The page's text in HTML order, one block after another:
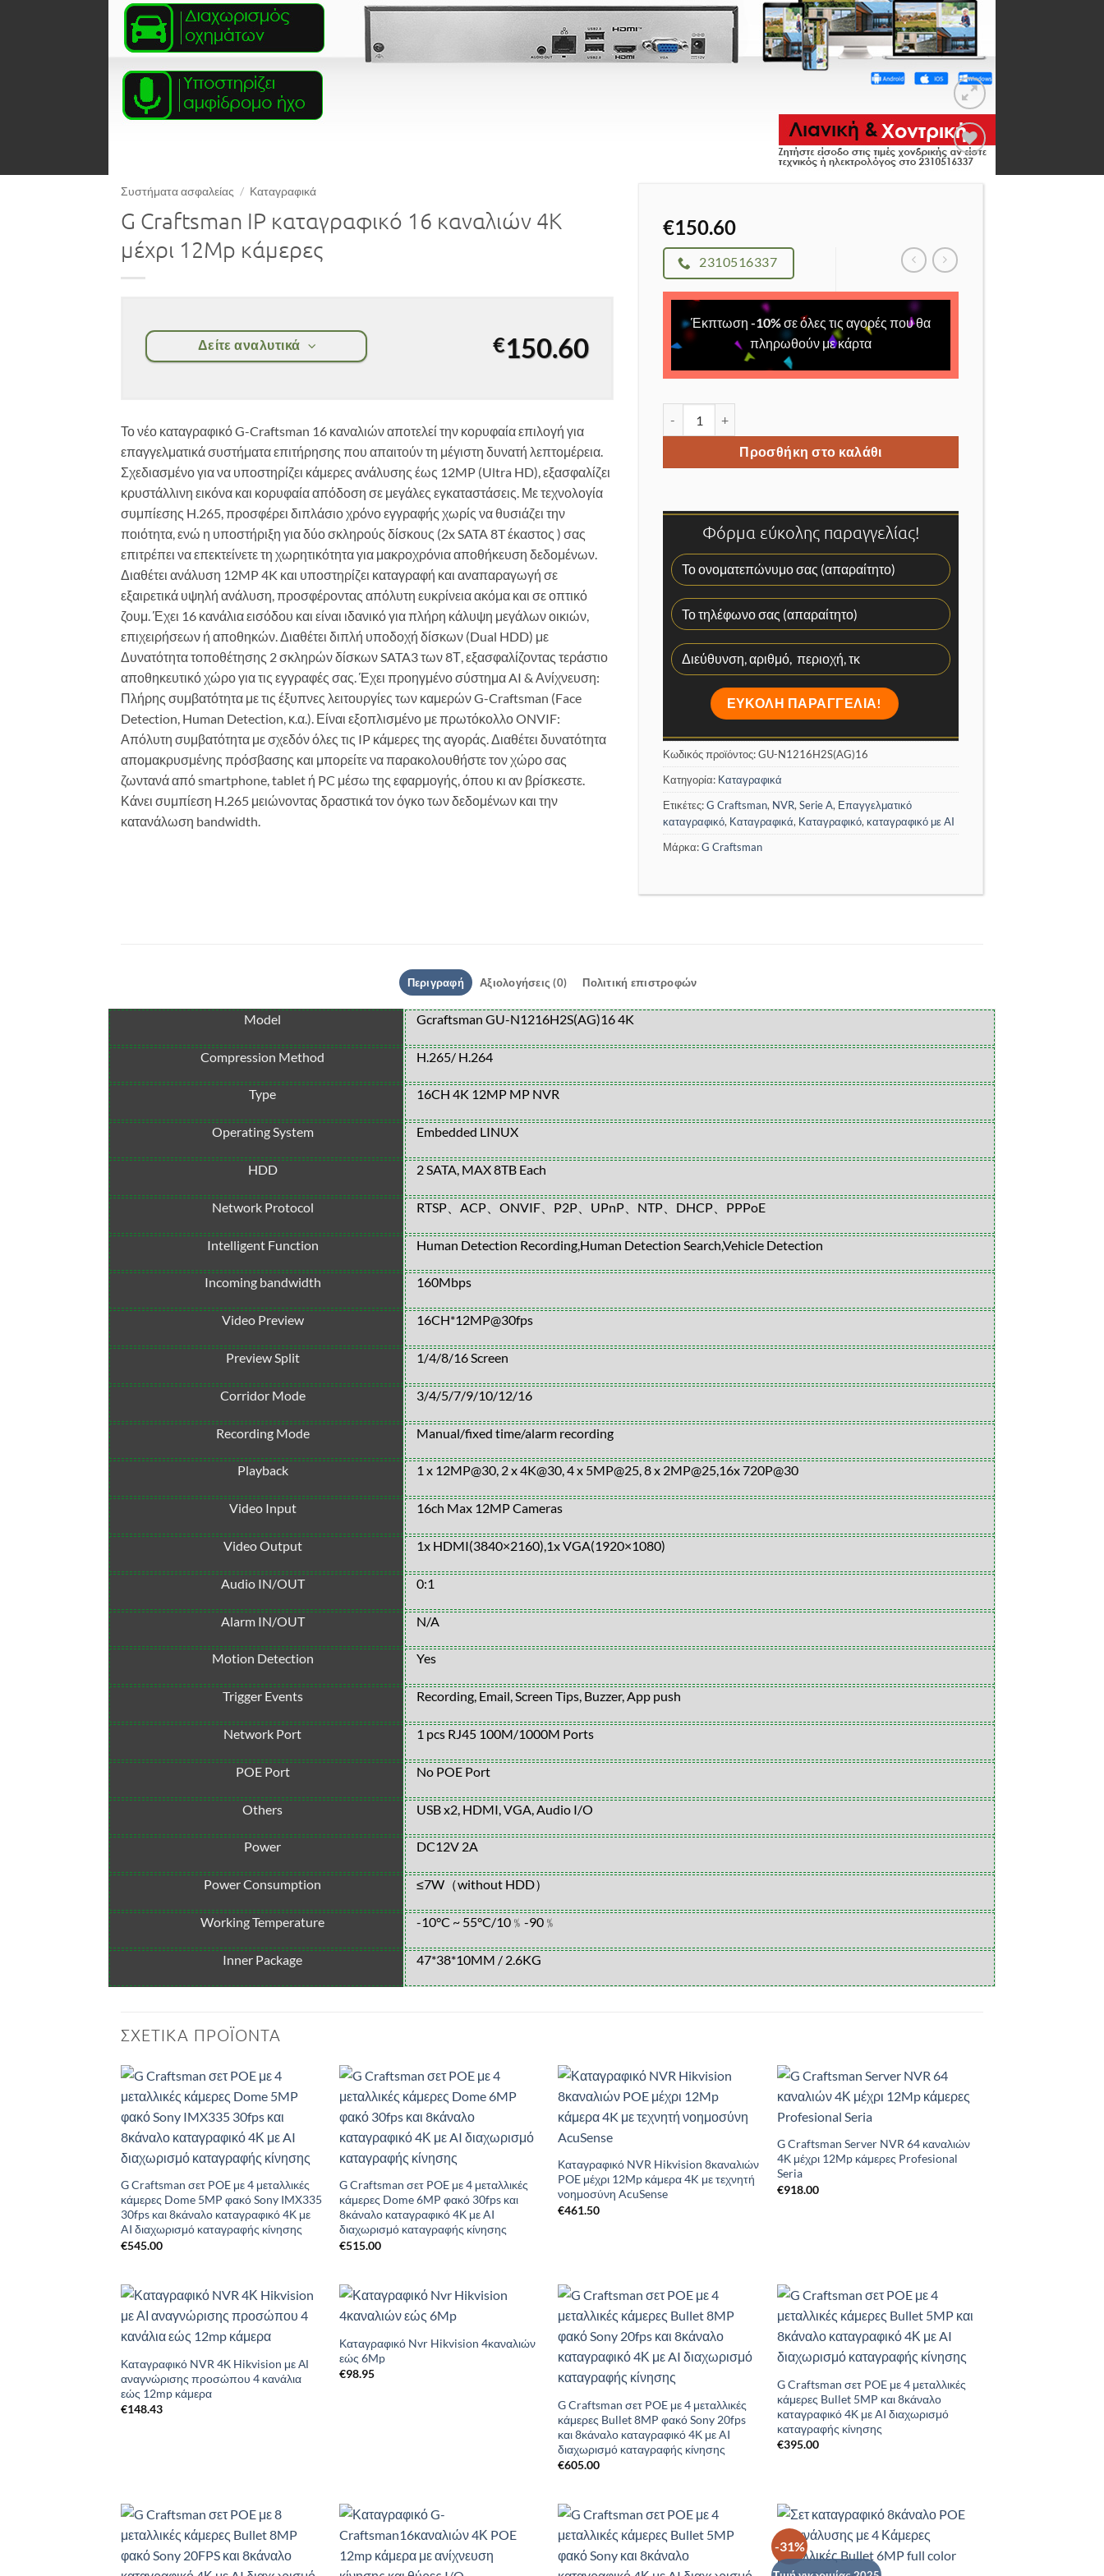
Add to
Συστήματα ασφαλείας / Καταγραφικά
G Craftsman IP καταγραφικό 16 καναλιών 4Κ
μέχρι 12Mp κάμερες
Δείτε αναλυτικά €150.60
Το νέο καταγραφικό G-Craftsman 16 καναλιών αποτελεί την κορυφαία επιλογή για
επαγγελματικά συστήματα επιτήρησης που απαιτούν τη μέγιστη δυνατή λεπτομέρεια.
Σχεδιασμένο για να υποστηρίζει κάμερες ανάλυσης έως 12MP (Ultra HD), εξασφαλίζει
κρυστάλλινη εικόνα και κορυφαία απόδοση σε μεγάλες εγκαταστάσεις. Με τεχνολογία
συμπίεσης H.265, προσφέρει διπλάσιο χρόνο εγγραφής χωρίς να θυσιάζει την
ποιότητα, ενώ η υποστήριξη για δύο σκληρούς δίσκους (2x SATA 8T έκαστος ) σας
επιτρέπει να επεκτείνετε τη χωρητικότητα για μακροχρόνια αποθήκευση δεδομένων.
Διαθέτει ανάλυση 12MP 4K και υποστηρίζει καταγραφή και αναπαραγωγή σε
εξαιρετικά υψηλή ανάλυση, προσφέροντας απόλυτη ευκρίνεια ακόμα και σε οπτικό
ζουμ. Έχει 16 κανάλια εισόδου και είναι ιδανικό για πλήρη κάλυψη μεγάλων οικιών,
επιχειρήσεων ή αποθηκών. Διαθέτει διπλή υποδοχή δίσκων (Dual HDD) με
Δυνατότητα τοποθέτησης 2 σκληρών δίσκων SATA3 των 8Τ, εξασφαλίζοντας τεράστιο
αποθηκευτικό χώρο για τις εγγραφές σας. Έχει προηγμένο σύστημα AI & Ανίχνευση:
Πλήρης συμβατότητα με τις έξυπνες λειτουργίες των καμερών G-Craftsman (Face
Detection, Human Detection, κ.α.). Είναι εξοπλισμένο με πρωτόκολλο ONVIF:
Απόλυτη συμβατότητα με σχεδόν όλες τις IP κάμερες της αγοράς. Διαθέτει δυνατότητα
απομακρυσμένης πρόσβασης και μπορείτε να παρακολουθήστε τον χώρο σας
ζωντανά από smartphone, tablet ή PC μέσω της εφαρμογής, όπου κι αν βρίσκεστε.
Κάνει συμπίεση H.265 μειώνοντας δραστικά τον όγκο των δεδομένων και την
κατανάλωση bandwidth.
€150.60
2310516337
Έκπτωση -10%σε όλες τις αγορές που θα
πληρωθούν με κάρτα
Προσθήκη στο καλάθι
Φόρμα εύκολης παραγγελίας!
Κωδικός προϊόντος:GU-N1216H2S(AG)16
Κατηγορία: Καταγραφικά
Ετικέτες:G Craftsman, NVR, Serie A, Επαγγελματικό
καταγραφικό, Καταγραφικά, Καταγραφικό, καταγραφικό με AI
Μάρκα:G Craftsman
Περιγραφή Αξιολογήσεις (0) Πολιτική επιστροφών
Model Gcraftsman GU-N1216H2S(AG)16 4K
Compression Method H.265/ H.264
Type 16CH 4K 12MP MP NVR
Operating System Embedded LINUX
HDD 2 SATA, MAX 8TB Each
Network Protocol RTSP、ACP、ONVIF、P2P、UPnP、NTP、DHCP、PPPoE
Intelligent Function Human Detection Recording,Human Detection Search,Vehicle Detection
Incoming bandwidth 160Mbps
Video Preview 16CH*12MP@30fps
Preview Split 1/4/8/16 Screen
Corridor Mode 3/4/5/7/9/10/12/16
Recording Mode Manual/fixed time/alarm recording
Playback 1 x 12MP@30, 2 x 4K@30, 4 x 5MP@25, 8 x 2MP@25,16x 720P@30
Video Input 16ch Max 12MP Cameras
Video Output 1x HDMI(3840×2160),1x VGA(1920×1080)
Audio IN/OUT 0:1
Alarm IN/OUT N/A
Motion Detection Yes
Trigger Events Recording, Email, Screen Tips, Buzzer, App push
Network Port 1 pcs RJ45 100M/1000M Ports
POE Port No POE Port
Others USB x2, HDMI, VGA, Audio I/O
Power DC12V 2A
Power Consumption ≤7W（without HDD）
Working Temperature -10°C ~ 55°C/10﹪-90﹪
Inner Package 47*38*10MM / 2.6KG
ΣΧΕΤΙΚΆ ΠΡΟΪΌΝΤΑ
Wishlist
G Craftsman σετ POE με 4 μεταλλικές
κάμερες Dome 5MP φακό Sony IMX335
30fps και 8κάναλο καταγραφικό 4Κ με
AI διαχωρισμό καταγραφής κίνησης
€545.00
G Craftsman σετ POE με 4 μεταλλικές
κάμερες Dome 6MP φακό 30fps και
8κάναλο καταγραφικό 4Κ με AI
διαχωρισμό καταγραφής κίνησης
€515.00
Add to
Wishlist
Καταγραφικό NVR Hikvision 8καναλιών
POE μέχρι 12Mp κάμερα 4K με τεχνητή
νοημοσύνη AcuSense
€461.50
G Craftsman Server NVR 64 καναλιών
4Κ μέχρι 12Mp κάμερες Profesional
Seria
€918.00
Καταγραφικό NVR 4Κ Hikvision με ΑΙ
αναγνώρισης προσώπου 4 κανάλια
εώς 12mp κάμερα
€148.43
Wishlist
Καταγραφικό Nvr Hikvision 4καναλιών
εώς 6Mp
€98.95
Wishlist
G Craftsman σετ POE με 4 μεταλλικές
κάμερες Bullet 8MP φακό Sony 20fps
και 8κάναλο καταγραφικό 4Κ με AI
διαχωρισμό καταγραφής κίνησης
€605.00
Wishlist
G Craftsman σετ POE με 4 μεταλλικές
κάμερες Bullet 5MP και 8κάναλο
καταγραφικό 4Κ με AI διαχωρισμό
καταγραφής κίνησης
€395.00
Add to
Wishlist
-31%
Wishlist